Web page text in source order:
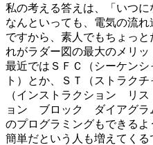
私の考える答えは、「いつに
なんといっても、電気の流
ですから、素人でもちょっ
れがラダー図の最大のメリッ
最近ではＳＦＣ（シーケン
ト）とか、ＳＴ（ストラク
（インストラクション リ
ョン ブロック ダイアグラ
のプログラミングもできる
簡単だという人も増えてくる